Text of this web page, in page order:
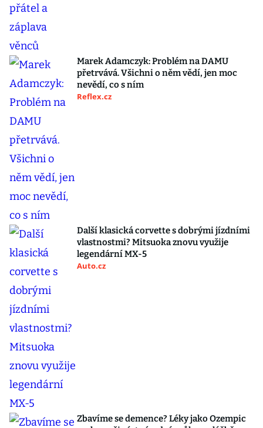
Marek Adamczyk: Problém na DAMU
přetrvává. Všichni o něm vědí, jen moc
nevědí, co s ním
Reflex.cz
Další klasická corvette s dobrými jízdními
vlastnostmi? Mitsuoka znovu využije
legendární MX-5
Auto.cz
Zbavíme se demence? Léky jako Ozempic